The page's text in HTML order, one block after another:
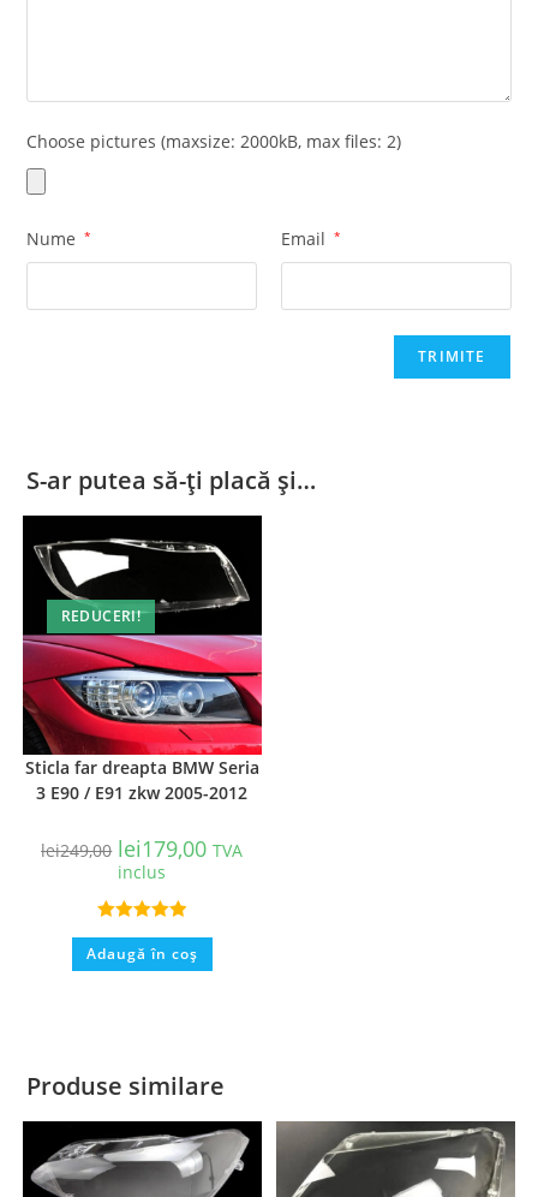
Choose pictures (maxsize: 2000kB, max files: 2)
Nume * Email *
S-ar putea să-ți placă și…
REDUCERI!
Sticla far dreapta BMW Seria
3 E90 / E91 zkw 2005-2012
lei249,00 lei179,00 TVA
inclus
Evaluat la
5.00din 5
Adaugă în coș
Produse similare